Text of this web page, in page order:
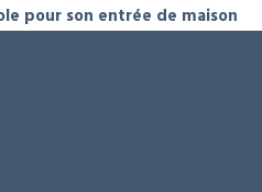
pour son entrée de maison